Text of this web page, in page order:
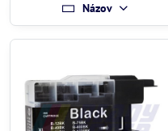
Názov